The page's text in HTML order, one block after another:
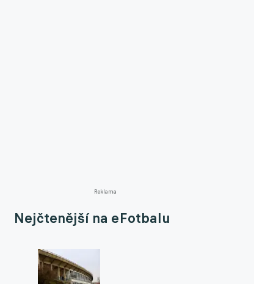
Reklama
Nejčtenější na eFotbalu